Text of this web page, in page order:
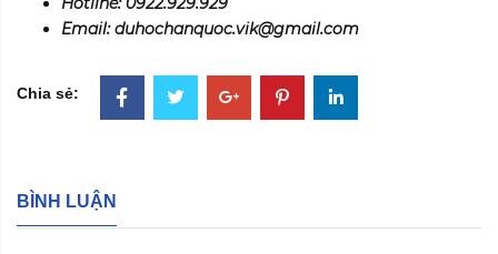
Email: duhochanquoc.vik@gmail.com
Chia sẻ:
BÌNH LUẬN